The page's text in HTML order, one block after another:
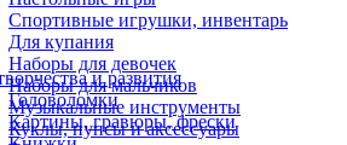
Спортивные игрушки, инвентарь
Для купания
Наборы для девочек
Наборы для мальчиков
Музыкальные инструменты
Куклы, пупсы и аксессуары
и развития
Головоломки
Картины, гравюры, фрески